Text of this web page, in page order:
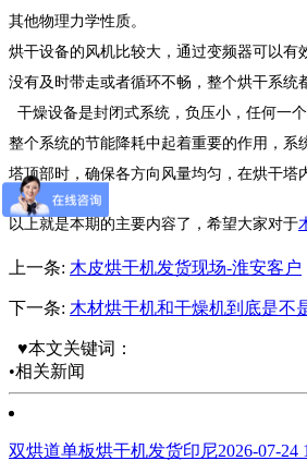
其他物理力学性质。
烘干设备的风机比较大，通过变频器可以
没有及时带走或者循环不畅，整个烘干系统
干燥设备是封闭式系统，负压小，任何一
整个系统的节能降耗中起着重要的作用，
塔顶部时，确保各方向风量均匀，在烘干塔
以上就是本期的主要内容了，希望大家对于
上一条: 木皮烘干机发货现场-淮安客户
下一条: 木材烘干机和干燥机到底是不
♥本文关键词：
•相关新闻
双烘道单板烘干机发货印尼2026-07-24